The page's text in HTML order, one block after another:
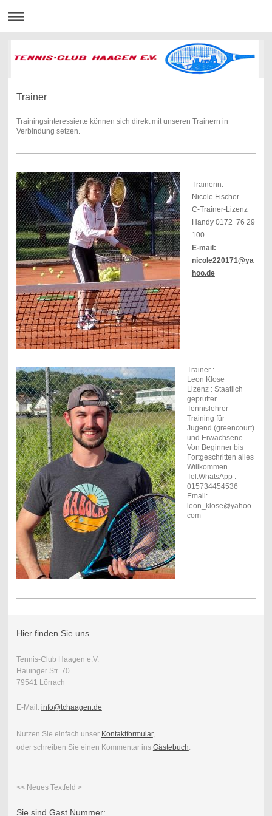
Trainer
Trainingsinteressierte können sich direkt mit unseren Trainern in
Verbindung setzen.
Trainerin:
Nicole Fischer
C-Trainer-Lizenz
Handy 0172 76 29
100
E-mail:
nicole220171@ya
hoo.de
Trainer :
Leon Klose
Lizenz : Staatlich
geprüfter
Tennislehrer
Training für
Jugend (greencourt)
und Erwachsene
Von Beginner bis
Fortgeschritten alles
Willkommen
Tel.WhatsApp :
015734454536
Email:
leon_klose@yahoo.
com
Hier finden Sie uns
Tennis-Club Haagen e.V.
Hauinger Str. 70
79541 Lörrach
E-Mail: info@tchaagen.de
Nutzen Sie einfach unser Kontaktformular,
oder schreiben Sie einen Kommentar ins Gästebuch.
<< Neues Textfeld >
Sie sind Gast Nummer: